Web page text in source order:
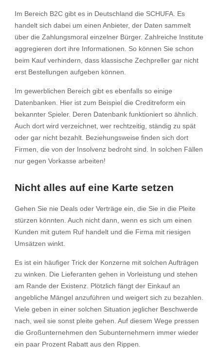
Im Bereich B2C gibt es in Deutschland die SCHUFA. Es
handelt sich dabei um einen Anbieter, der Daten sammelt
über die Zahlungsmoral einzelner Bürger. Zahlreiche Institute
aggregieren dort ihre Informationen. So können Sie schon
beim Kauf verhindern, dass klassische Zechpreller gar nicht
erst Bestellungen aufgeben können.
Im gewerblichen Bereich gibt es ebenfalls so einige
Datenbanken. Hier ist zum Beispiel die Creditreform ein
bekannter Spieler. Deren Datenbank funktioniert so ähnlich.
Auch dort wird verzeichnet, wer rechtzeitig, ständig zu spät
oder gar nicht bezahlt. Beziehungsweise finden sich dort
Firmen, die von der Insolvenz bedroht sind. In solchen Fällen
nur gegen Vorkasse arbeiten!
Nicht alles auf eine Karte setzen
Gehen Sie nie Deals oder Verträge ein, die Sie in die Pleite
stürzen könnten. Auch nicht dann, wenn es sich um einen
Kunden mit gutem Ruf handelt und die Firma mit riesigen
Umsätzen winkt.
Es ist ein häufiger Trick der Konzerne mit solchen Aufträgen
zu winken. Die Lieferanten gehen in Vorleistung und stehen
am Rande der Existenz. Plötzlich fängt der Einkauf an
angebliche Mängel anzuführen und weigert sich zu bezahlen.
Viele geben in einer solchen Situation jeglicher Beschwerde
nach, weil sie sonst pleite gehen. Auf diesem Wege pressen
die Großunternehmen den Subunternehmern immer wieder
ein paar Prozent Rabatt aus den Rippen.